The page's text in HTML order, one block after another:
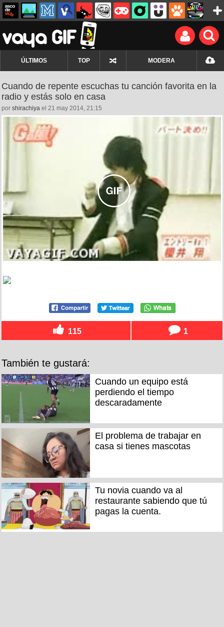
ÚLTIMOS TOP MODERA
Cuando de repente escuchas tu canción favorita en la
radio y estás solo en casa
por shirachiya el 21 may 2014, 21:15
115 1
También te gustará:
Cuando un equipo está
perdiendo el tiempo
descaradamente
El problema de trabajar en
casa si tienes mascotas
Tu novia cuando va al
restaurante sabiendo que tú
pagas la cuenta.